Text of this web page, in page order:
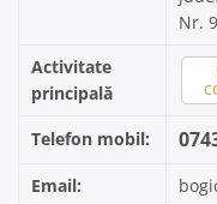
Nr. 9
Activitate
principală
Telefon mobil:
Email: